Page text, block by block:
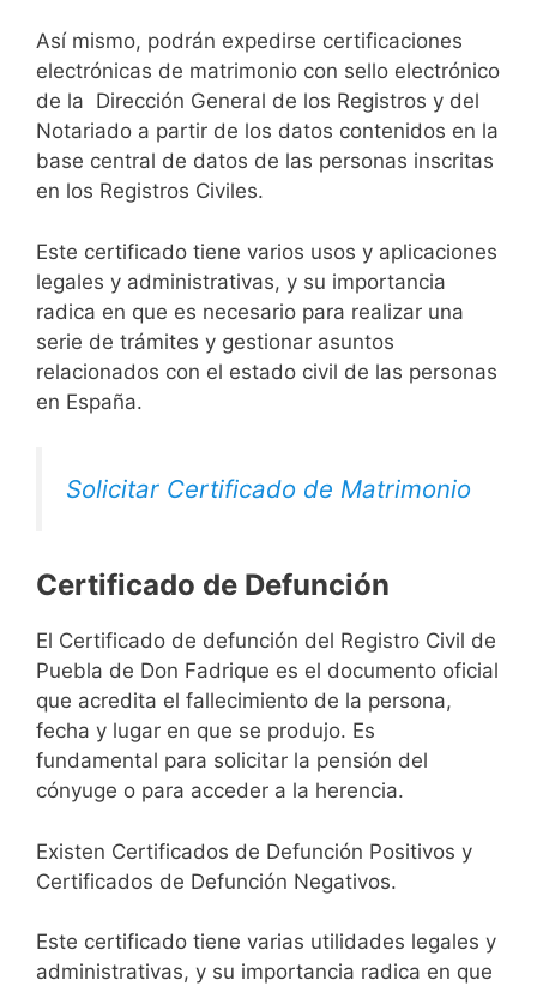
Así mismo, podrán expedirse certificaciones
electrónicas de matrimonio con sello electrónico
de la Dirección General de los Registros y del
Notariado a partir de los datos contenidos en la
base central de datos de las personas inscritas
en los Registros Civiles.
Este certificado tiene varios usos y aplicaciones
legales y administrativas, y su importancia
radica en que es necesario para realizar una
serie de trámites y gestionar asuntos
relacionados con el estado civil de las personas
en España.
Solicitar Certificado de Matrimonio
Certificado de Defunción
El Certificado de defunción del Registro Civil de
Puebla de Don Fadrique es el documento oficial
que acredita el fallecimiento de la persona,
fecha y lugar en que se produjo. Es
fundamental para solicitar la pensión del
cónyuge o para acceder a la herencia.
Existen Certificados de Defunción Positivos y
Certificados de Defunción Negativos.
Este certificado tiene varias utilidades legales y
administrativas, y su importancia radica en que